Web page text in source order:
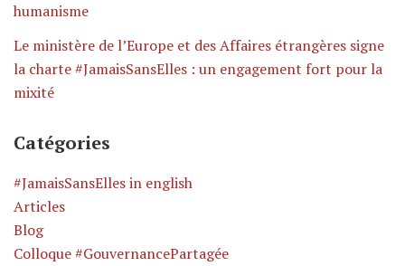
humanisme
Le ministère de l’Europe et des Affaires étrangères signe
la charte #JamaisSansElles : un engagement fort pour la
mixité
Catégories
#JamaisSansElles in english
Articles
Blog
Colloque #GouvernancePartagée